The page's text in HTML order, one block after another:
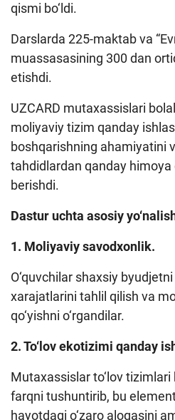
qismi bo‘ldi.
Darslarda 225-maktab va
muassasasining 300 dan
etishdi.
UZCARD mutaxassislari
moliyaviy tizim qanday
boshqarishning ahamiyatini
tahdidlardan qanday
berishdi.
Dastur uchta asosiy
1. Moliyaviy savodxonlik.
O‘quvchilar shaxsiy
xarajatlarini tahlil qilish va
qo‘yishni o‘rgandilar.
2. To‘lov ekotizimi qanday
Mutaxassislar to‘lov tizimlari
farqni tushuntirib, bu
hayotdagi o‘zaro aloqasini